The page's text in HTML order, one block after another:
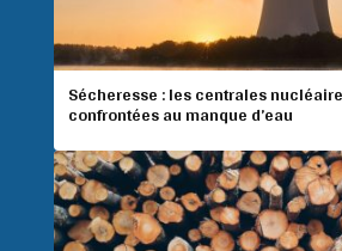
Sécheresse : les centrales
confrontées au manque d’eau